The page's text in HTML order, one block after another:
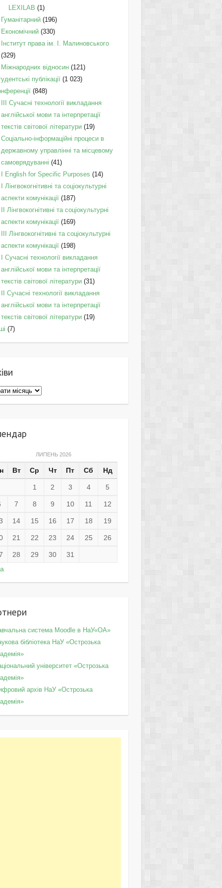
LEXILAB (1)
Гуманітарний(196)
Економічний(330)
Інститут права ім. І. Малиновського
(329)
Міжнародних відносин(121)
публікації(1 023)
(848)
III Сучасні технології викладання
англійської мови та інтерпретації
текстів світової літератури(19)
Соціально-інформаційні процеси в
державному управлінні та місцевому
самоврядуванні (41)
І English for Specific Purposes (14)
I Лінгвокогнітивні та соціокультурні
аспекти комунікації(187)
IІ Лінгвокогнітивні та соціокультурні
аспекти комунікації(169)
IІI Лінгвокогнітивні та соціокультурні
аспекти комунікації(198)
I Cучасні технології викладання
англійської мови та інтерпретації
текстів світової літератури(31)
II Cучасні технології викладання
англійської мови та інтерпретації
текстів світової літератури(19)
(7)
ЛИПЕНЬ 2026
Вт Ср Чт Пт Сб Нд
1 2 3 4 5
7 8 9 10 11 12
14 15 16 17 18 19
21 22 23 24 25 26
28 29 30
31
система Moodle в НаУ«ОА»
бібліотека НаУ «Острозька
університет «Острозька
архів НаУ «Острозька